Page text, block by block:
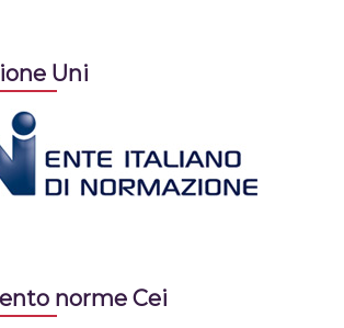
Uni
norme Cei